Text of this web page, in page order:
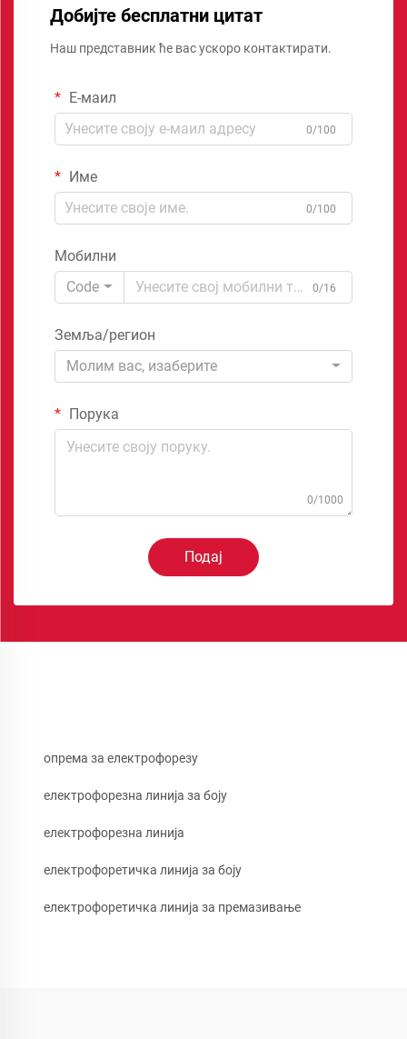
Добијте бесплатни цитат
Наш представник ће вас ускоро контактирати.
Е-маил
0/100
Име
0/100
Мобилни
Code
0/16
Земља/регион
Молим вас, изаберите
Порука
0/1000
Подај
опрема за електрофорезу
електрофорезна линија за боју
електрофорезна линија
електрофоретичка линија за боју
електрофоретичка линија за премазивање